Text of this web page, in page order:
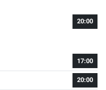
20:00
17:00
20:00